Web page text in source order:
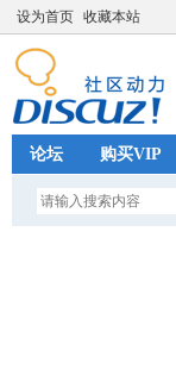
设为首页 收藏本站
论坛 购买VIP